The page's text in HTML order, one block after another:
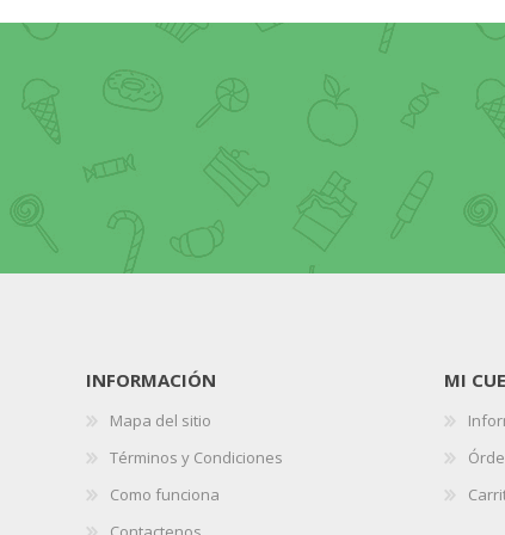
INFORMACIÓN
Mapa del sitio
Términos y Condiciones
Como funciona
MI